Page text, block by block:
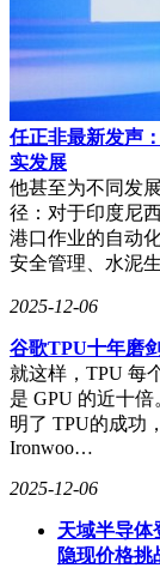
任正非最新发声
实发展
他甚至为不同发
径：对于印度尼
港口作业的自动
安全管理、水泥
2025-12-06
谷歌TPU十年磨
就这样，TPU 每
是 GPU 的近十
明了 TPU的成功
Ironwoo…
2025-12-06
天域半导体
隐现价格挑